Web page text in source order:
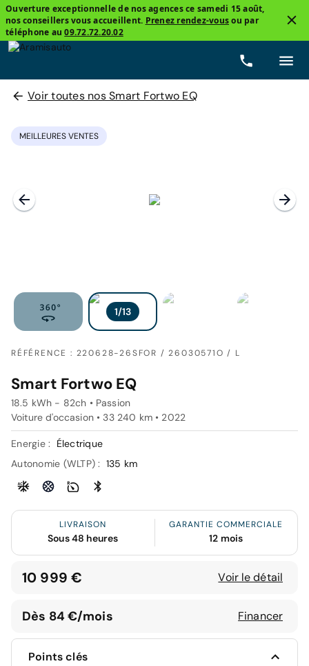
Ouverture exceptionnelle de nos agences ce samedi 15 août,
nos conseillers vous accueillent. Prenez rendez-vousou par
téléphone au09.72.72.20.02
Voir toutes nos Smart Fortwo EQ
MEILLEURES VENTES
RÉFÉRENCE : 220628-26SFOR / 26030571O / L
Smart Fortwo EQ
18.5 kWh - 82ch • Passion
Voiture d'occasion • 33 240 km • 2022
Energie :
Électrique
Autonomie (WLTP) : 135 km
LIVRAISON
Sous 48 heures
GARANTIE COMMERCIALE
12 mois
10 999 € Voir le détail
Dès 84 €/mois Financer
Points clés